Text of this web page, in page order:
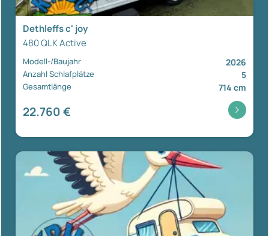
Dethleffs c' joy
480 QLK Active
Modell-/Baujahr 2026
Anzahl Schlafplätze 5
Gesamtlänge 714 cm
22.760 €